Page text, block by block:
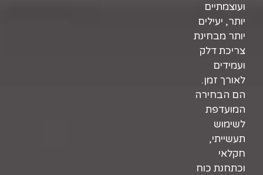
ועוצמתיים
יותר, יעילים
יותר מבחינת
צריכת דלק
ועמידים
לאורך זמן.
הם הבחירה
המועדפת
לשימוש
תעשייתי,
חקלאי
וכתחנת כוח